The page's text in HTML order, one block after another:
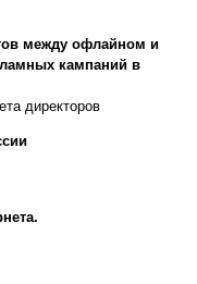
между офлайном и
кампаний в
директоров